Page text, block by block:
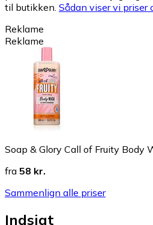
til butikken. Sådan viser vi priser
Reklame
Reklame
Soap & Glory Call of Fruity Body
fra 58 kr.
Sammenlign alle priser
Indsigt